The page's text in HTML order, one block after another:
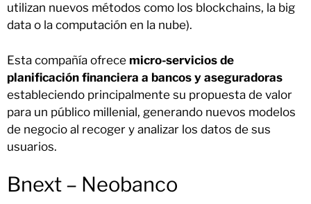
utilizan nuevos métodos como los blockchains, la big
data o la computación en la nube).
Esta compañía ofrece micro-servicios de
planificación financiera a bancos y aseguradoras
estableciendo principalmente su propuesta de valor
para un público millenial, generando nuevos modelos
de negocio al recoger y analizar los datos de sus
usuarios.
Bnext – Neobanco